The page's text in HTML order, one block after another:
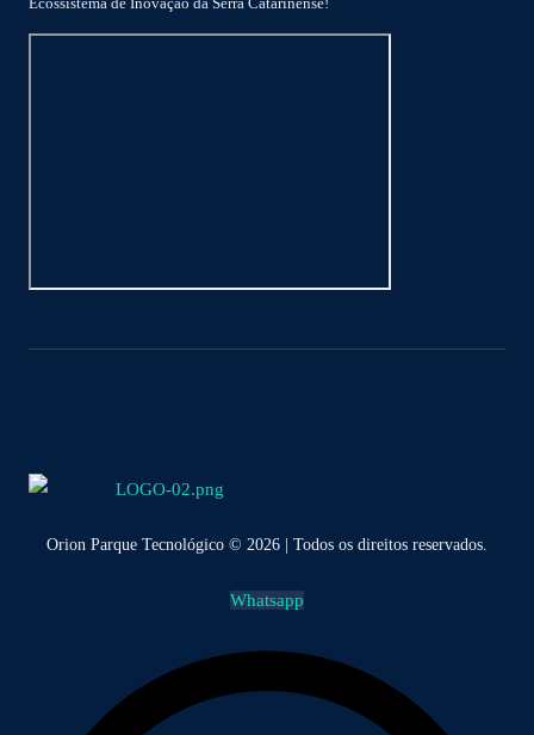
Orion Parque Tecnológico © 2026 | Todos os direitos reservados.
Whatsapp